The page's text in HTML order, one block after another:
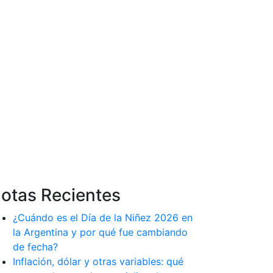
Recientes
¿Cuándo es el Día de la Niñez 2026 en
la Argentina y por qué fue cambiando
de fecha?
Inflación, dólar y otras variables: qué